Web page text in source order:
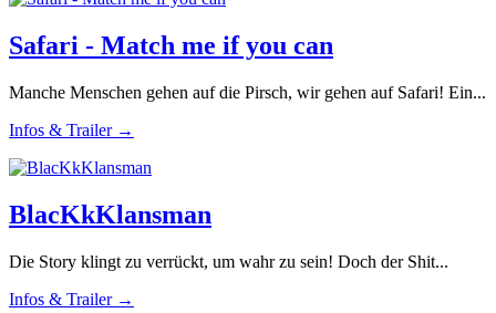
Safari - Match me if you can
Manche Menschen gehen auf die Pirsch, wir gehen auf Safari! Ein...
Infos & Trailer →
BlacKkKlansman
Die Story klingt zu verrückt, um wahr zu sein! Doch der Shit...
Infos & Trailer →